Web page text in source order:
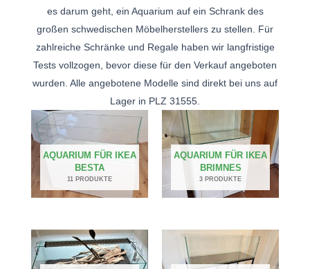
es darum geht, ein Aquarium auf ein Schrank des
großen schwedischen Möbelherstellers zu stellen. Für
zahlreiche Schränke und Regale haben wir langfristige
Tests vollzogen, bevor diese für den Verkauf angeboten
wurden. Alle angebotene Modelle sind direkt bei uns auf
Lager in PLZ 31555.
AQUARIUM FÜR IKEA
BESTA
11 PRODUKTE
AQUARIUM FÜR IKEA
BRIMNES
3 PRODUKTE